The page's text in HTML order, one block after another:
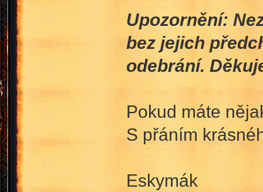
Upozornění:
bez jejich
odebrání.
Pokud máte
S přáním
Eskymák